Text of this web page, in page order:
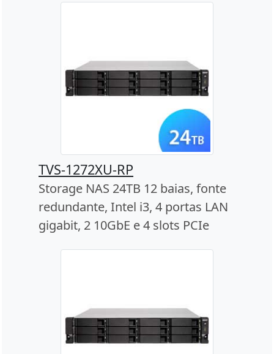
TVS-1272XU-RP
Storage NAS 24TB 12 baias, fonte
redundante, Intel i3, 4 portas LAN
gigabit, 2 10GbE e 4 slots PCIe